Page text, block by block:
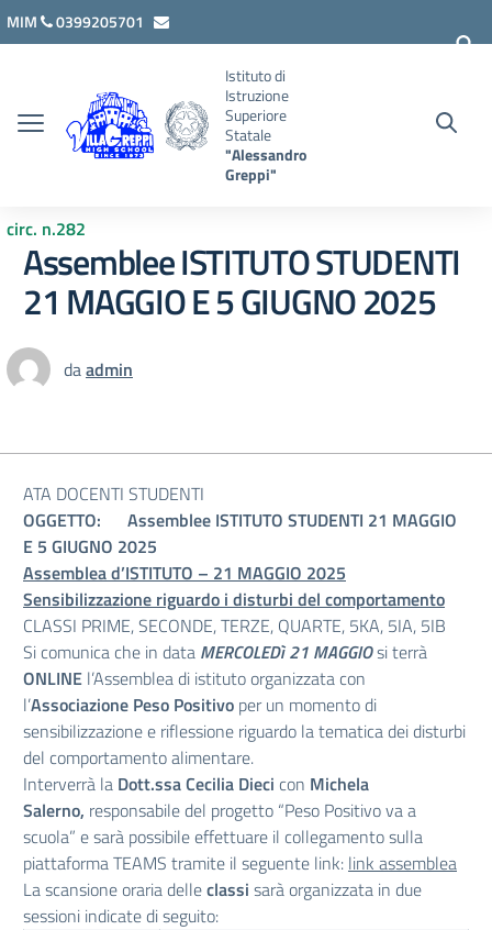
Vai ai contenuti
Vai al menu di navigazione
Vai al footer
MIM
0399205701
Istituto di
Istruzione
Superiore
Statale
"Alessandro
Greppi"
circ. n.282
Assemblee ISTITUTO STUDENTI
21 MAGGIO E 5 GIUGNO 2025
daadmin
ATA DOCENTI STUDENTI
OGGETTO: Assemblee ISTITUTO STUDENTI 21 MAGGIO
E 5 GIUGNO 2025
Assemblea d’ISTITUTO – 21 MAGGIO 2025
Sensibilizzazione riguardo i disturbi del comportamento
CLASSI PRIME, SECONDE, TERZE, QUARTE, 5KA, 5IA, 5IB
Si comunica che in data MERCOLEDì 21 MAGGIOsi terrà
ONLINE l’Assemblea di istituto organizzata con
l’Associazione Peso Positivo per un momento di
sensibilizzazione e riflessione riguardo la tematica dei disturbi
del comportamento alimentare.
Interverrà la Dott.ssa Cecilia Dieci con Michela
Salerno, responsabile del progetto “Peso Positivo va a
scuola” e sarà possibile effettuare il collegamento sulla
piattaforma TEAMS tramite il seguente link: link assemblea
La scansione oraria delleclassi sarà organizzata in due
sessioni indicate di seguito: